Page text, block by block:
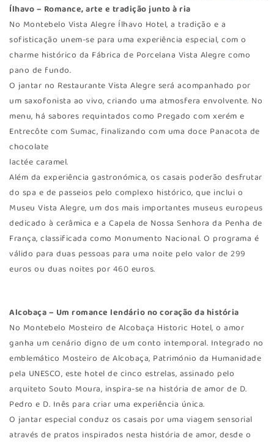
Ílhavo – Romance, arte e tradição junto à ria
No Montebelo Vista Alegre Ílhavo Hotel, a tradição e a
sofisticação unem-se para uma experiência especial, com o
charme histórico da Fábrica de Porcelana Vista Alegre como
pano de fundo.
O jantar no Restaurante Vista Alegre será acompanhado por
um saxofonista ao vivo, criando uma atmosfera envolvente. No
menu, há sabores requintados como Pregado com xerém e
Entrecôte com Sumac, finalizando com uma doce Panacota de
chocolate
lactée caramel.
Além da experiência gastronómica, os casais poderão desfrutar
do spa e de passeios pelo complexo histórico, que inclui o
Museu Vista Alegre, um dos mais importantes museus europeus
dedicado à cerâmica e a Capela de Nossa Senhora da Penha de
França, classificada como Monumento Nacional. O programa é
válido para duas pessoas para uma noite pelo valor de 299
euros ou duas noites por 460 euros.
Alcobaça – Um romance lendário no coração da história
No Montebelo Mosteiro de Alcobaça Historic Hotel, o amor
ganha um cenário digno de um conto intemporal. Integrado no
emblemático Mosteiro de Alcobaça, Património da Humanidade
pela UNESCO, este hotel de cinco estrelas, assinado pelo
arquiteto Souto Moura, inspira-se na história de amor de D.
Pedro e D. Inês para criar uma experiência única.
O jantar especial conduz os casais por uma viagem sensorial
através de pratos inspirados nesta história de amor, desde o